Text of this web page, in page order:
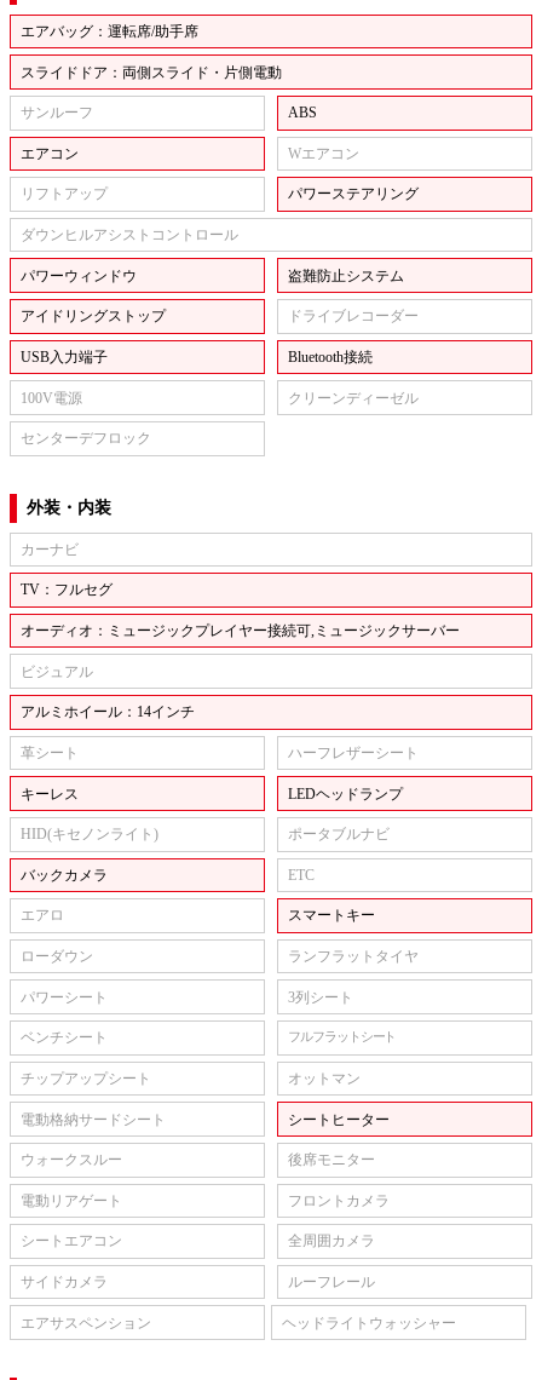
エアバッグ：運転席/助手席
スライドドア：両側スライド・片側電動
サンルーフ ABS
エアコン Wエアコン
リフトアップ パワーステアリング
ダウンヒルアシストコントロール
パワーウィンドウ 盗難防止システム
アイドリングストップ ドライブレコーダー
USB入力端子 Bluetooth接続
100V電源 クリーンディーゼル
センターデフロック
外装・内装
カーナビ
TV：フルセグ
オーディオ：ミュージックプレイヤー接続可,ミュージックサーバー
ビジュアル
アルミホイール：14インチ
革シート ハーフレザーシート
キーレス LEDヘッドランプ
HID(キセノンライト) ポータブルナビ
バックカメラ ETC
エアロ スマートキー
ローダウン ランフラットタイヤ
パワーシート 3列シート
ベンチシート フルフラットシート
チップアップシート オットマン
電動格納サードシート シートヒーター
ウォークスルー 後席モニター
電動リアゲート フロントカメラ
シートエアコン 全周囲カメラ
サイドカメラ ルーフレール
エアサスペンション ヘッドライトウォッシャー